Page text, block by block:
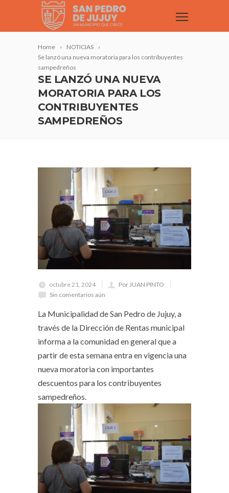
Home
NOTICIAS
Se lanzó una nueva moratoria para los contribuyentes
sampedreños
SE LANZÓ UNA NUEVA
MORATORIA PARA LOS
CONTRIBUYENTES
SAMPEDREÑOS
octubre 21, 2024
Por JUAN PINTO
Sin comentarios aún
La Municipalidad de San Pedro de Jujuy, a
través de la Dirección de Rentas municipal
informa a la comunidad en general que a
partir de esta semana entra en vigencia una
nueva moratoria con importantes
descuentos para los contribuyentes
sampedreños.